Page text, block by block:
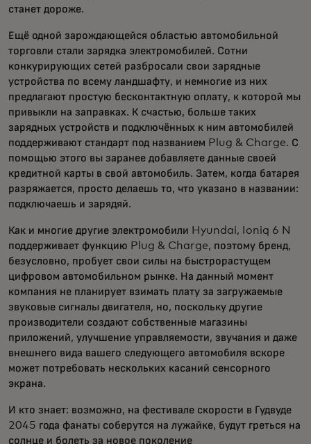
станет дороже.
Ещё одной зарождающейся областью автомобильной
торговли стали зарядка электромобилей. Сотни
конкурирующих сетей разбросали свои зарядные
устройства по всему ландшафту, и немногие из них
предлагают простую бесконтактную оплату, к которой мы
привыкли на заправках. К счастью, больше таких
зарядных устройств и подключённых к ним автомобилей
поддерживают стандарт под названием Plug & Charge. С
помощью этого вы заранее добавляете данные своей
кредитной карты в свой автомобиль. Затем, когда батарея
разряжается, просто делаешь то, что указано в названии:
подключаешь и зарядяй.
Как и многие другие электромобили Hyundai, Ioniq 6 N
поддерживает функцию Plug & Charge, поэтому бренд,
безусловно, пробует свои силы на быстрорастущем
цифровом автомобильном рынке. На данный момент
компания не планирует взимать плату за загружаемые
звуковые сигналы двигателя, но, поскольку другие
производители создают собственные магазины
приложений, улучшение управляемости, звучания и даже
внешнего вида вашего следующего автомобиля вскоре
может потребовать нескольких касаний сенсорного
экрана.
И кто знает: возможно, на фестивале скорости в Гудвуде
2045 года фанаты соберутся на лужайке, будут греться на
солнце и болеть за новое поколение